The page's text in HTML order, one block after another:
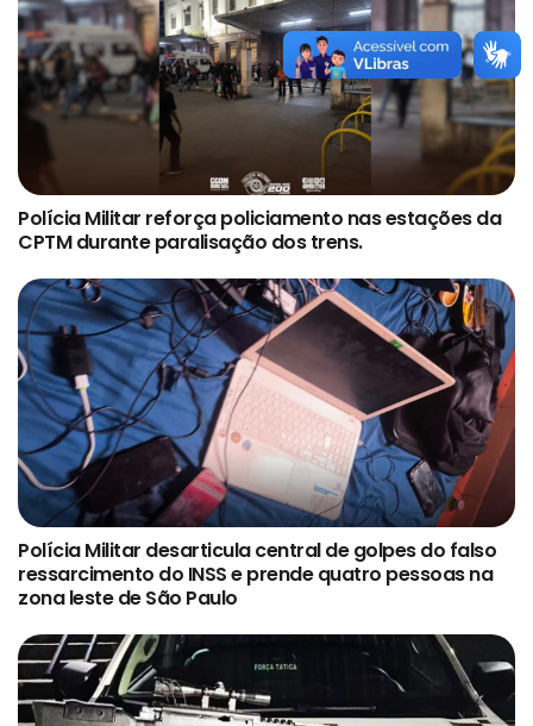
Polícia Militar reforça policiamento nas estações da
CPTM durante paralisação dos trens.
Polícia Militar desarticula central de golpes do falso
ressarcimento do INSS e prende quatro pessoas na
zona leste de São Paulo